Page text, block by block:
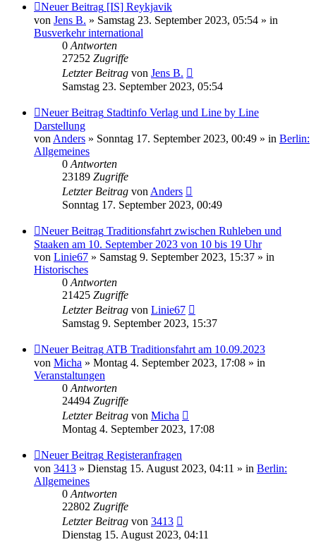
Neuer Beitrag [IS] Reykjavik
von Jens B. » Samstag 23. September 2023, 05:54 » in
Busverkehr international
0Antworten
27252 Zugriffe
Letzter Beitrag von Jens B.
Samstag 23. September 2023, 05:54
Neuer Beitrag Stadtinfo Verlag und Line by Line
Darstellung
vonAnders » Sonntag 17. September 2023, 00:49 » in Berlin:
Allgemeines
0Antworten
23189 Zugriffe
Letzter Beitrag vonAnders
Sonntag 17. September 2023, 00:49
Neuer Beitrag Traditionsfahrt zwischen Ruhleben und
Staaken am 10. September 2023 von 10 bis 19 Uhr
von Linie67 » Samstag 9. September 2023, 15:37 » in
Historisches
0Antworten
21425 Zugriffe
Letzter Beitrag von Linie67
Samstag 9. September 2023, 15:37
Neuer BeitragATB Traditionsfahrt am 10.09.2023
von Micha » Montag 4. September 2023, 17:08 » in
Veranstaltungen
0Antworten
24494 Zugriffe
Letzter Beitrag von Micha
Montag 4. September 2023, 17:08
Neuer Beitrag Registeranfragen
von 3413 » Dienstag 15. August 2023, 04:11 » in Berlin:
Allgemeines
0Antworten
22802 Zugriffe
Letzter Beitrag von 3413
Dienstag 15. August 2023, 04:11